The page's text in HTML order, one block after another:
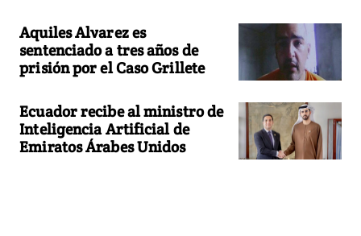
Aquiles Alvarez es
sentenciado a tres años de
prisión por el Caso Grillete
Ecuador recibe al ministro de
Inteligencia Artificial de
Emiratos Árabes Unidos